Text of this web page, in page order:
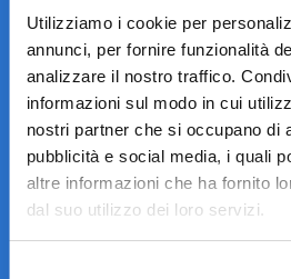
Utilizziamo i cookie per
annunci, per fornire funzionalità
analizzare il nostro traffico.
informazioni sul modo in cui
nostri partner che si occupano di
pubblicità e social media, i quali
altre informazioni che ha fornito
dal suo utilizzo dei loro servizi.
Contatti
Specialità
Home Page
PRENOTA ON LINE
INFORMATIVE
Home Page